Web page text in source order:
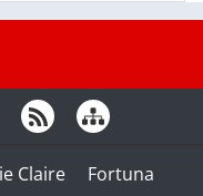
Claire
Fortuna